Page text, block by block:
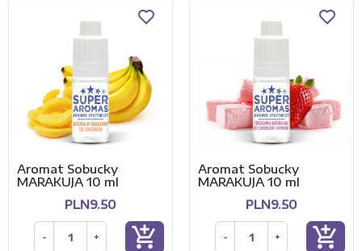
Aromat Sobucky
MARAKUJA 10 ml
PLN9.50
- + add_shopping_cart
Aromat Sobucky
MARAKUJA 10 ml
PLN9.50
- + add_shopping_cart